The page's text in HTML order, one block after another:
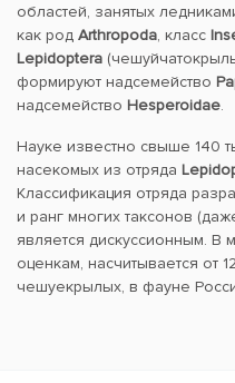
областей, занятых
как род Arthropoda, класс
Lepidoptera
формируют надсемейство
надсемейство Hesperoidae.
Науке известно свыше 140
насекомых из отряда
Классификация отряда
и ранг многих таксонов
является дискуссионным.
оценкам, насчитывается от
чешуекрылых, в фауне